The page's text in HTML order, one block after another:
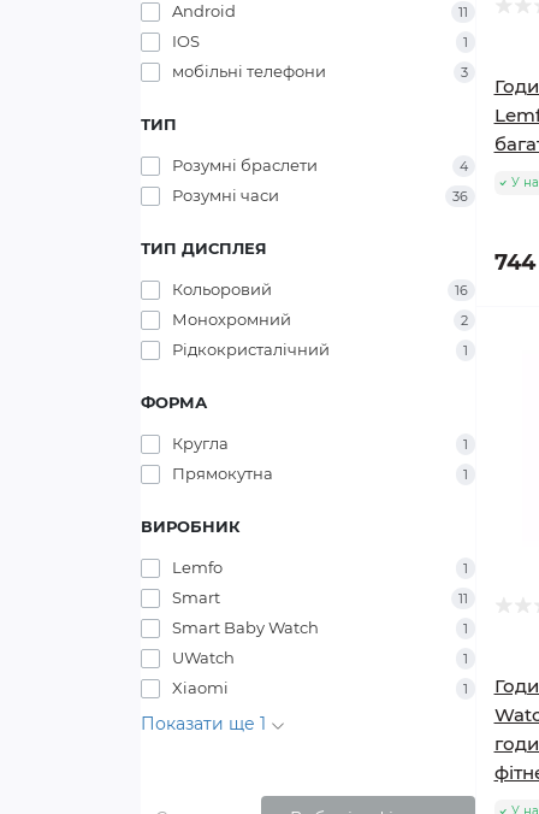
Android 11
IOS 1
мобільні телефони 3
ТИП
Розумні браслети 4
Розумні часи 36
ТИП ДИСПЛЕЯ
Кольоровий 16
Монохромний 2
Рідкокристалічний 1
ФОРМА
Кругла 1
Прямокутна 1
ВИРОБНИК
Lemfo 1
Smart 11
Smart Baby Watch 1
UWatch 1
Xiaomi 1
Показати ще 1
У
744